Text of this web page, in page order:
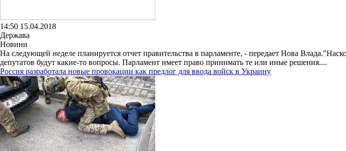
14:50 15.04.2018
Держава
Новини
На следующей неделе планируется отчет правительства в парламенте, - передает Нова
депутатов будут какие-то вопросы. Парламент имеет право принимать те или иные решения....
Россия разработала новые провокации как предлог для ввода войск в Украину